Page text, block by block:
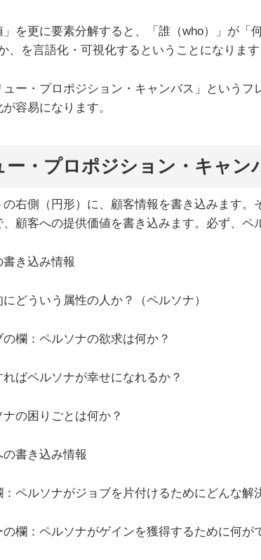
」を更に要素分解すると、「誰（who）」が
、を言語化・可視化するということになります
ー・プロポジション・キャンバス」という
容易になります。
ー・プロポジション・キャン
の右側（円形）に、顧客情報を書き込みます
顧客への提供価値を書き込みます。必ず、ペ
き込み情報
どういう属性の人か？（ペルソナ）
欄：ペルソナの欲求は何か？
ばペルソナが幸せになれるか？
の困りごとは何か？
書き込み情報
ペルソナがジョブを片付けるためにどんな解
欄：ペルソナがゲインを獲得するために何が